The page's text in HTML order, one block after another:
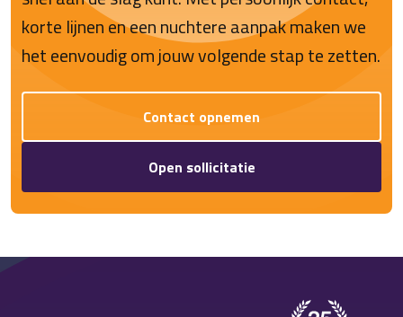
korte lijnen en een nuchtere aanpak maken we
het eenvoudig om jouw volgende stap te zetten.
Contact opnemen
Open sollicitatie